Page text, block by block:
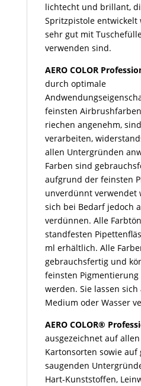
lichtecht und brillant,
Spritzpistole entwickelt
sehr gut mit
verwenden sind.
AERO COLOR
durch optimale
feinsten
riechen angenehm,
verarbeiten,
allen Untergründen
Farben sind
aufgrund der feinsten
unverdünnt verwendet
sich bei Bedarf jedoch
verdünnen. Alle
standfesten
ml erhältlich. Alle
gebrauchsfertig und
feinsten
werden. Sie lassen
Medium oder Wasser
AERO COLOR®
ausgezeichnet auf
Kartonsorten sowie auf
saugenden
Hart-Kunststoffen,